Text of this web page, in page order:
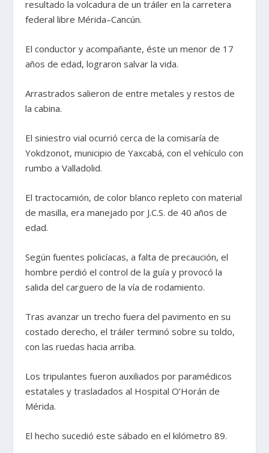
resultado la volcadura de un tráiler en la carretera
federal libre Mérida–Cancún.
El conductor y acompañante, éste un menor de 17
años de edad, lograron salvar la vida.
Arrastrados salieron de entre metales y restos de
la cabina.
El siniestro vial ocurrió cerca de la comisaría de
Yokdzonot, municipio de Yaxcabá, con el vehículo con
rumbo a Valladolid.
El tractocamión, de color blanco repleto con material
de masilla, era manejado por J.C.S. de 40 años de
edad.
Según fuentes policíacas, a falta de precaución, el
hombre perdió el control de la guía y provocó la
salida del carguero de la vía de rodamiento.
Tras avanzar un trecho fuera del pavimento en su
costado derecho, el tráiler terminó sobre su toldo,
con las ruedas hacia arriba.
Los tripulantes fueron auxiliados por paramédicos
estatales y trasladados al Hospital O’Horán de
Mérida.
El hecho sucedió este sábado en el kilómetro 89.